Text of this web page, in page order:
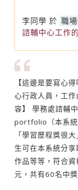
李同學 於 職
諮輔中心工作
【這邊是要寫心
心行政人員，工
容】 學務處諮輔
portfolio（本系統
「學習歷程獎很
生可在本系統分
作品等等，符合
元，共有60名中